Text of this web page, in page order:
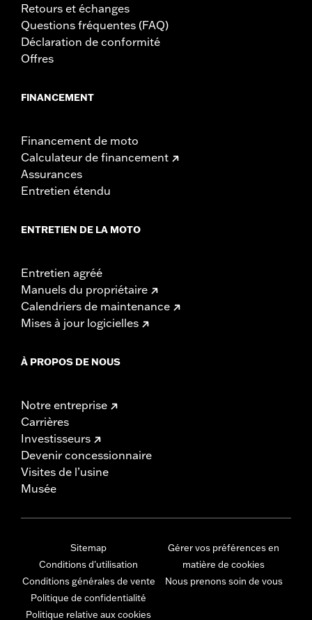
Retours et échanges
Questions fréquentes (FAQ)
Déclaration de conformité
Offres
FINANCEMENT
Financement de moto
Calculateur de financement
Assurances
Entretien étendu
ENTRETIEN DE LA MOTO
Entretien agréé
Manuels du propriétaire
Calendriers de maintenance
Mises à jour logicielles
À PROPOS DE NOUS
Notre entreprise
Carrières
Investisseurs
Devenir concessionnaire
Visites de l’usine
Musée
Sitemap
Conditions d'utilisation
Conditions générales de vente
Politique de confidentialité
Politique relative aux cookies
Gérer vos préférences en
matière de cookies
Nous prenons soin de vous